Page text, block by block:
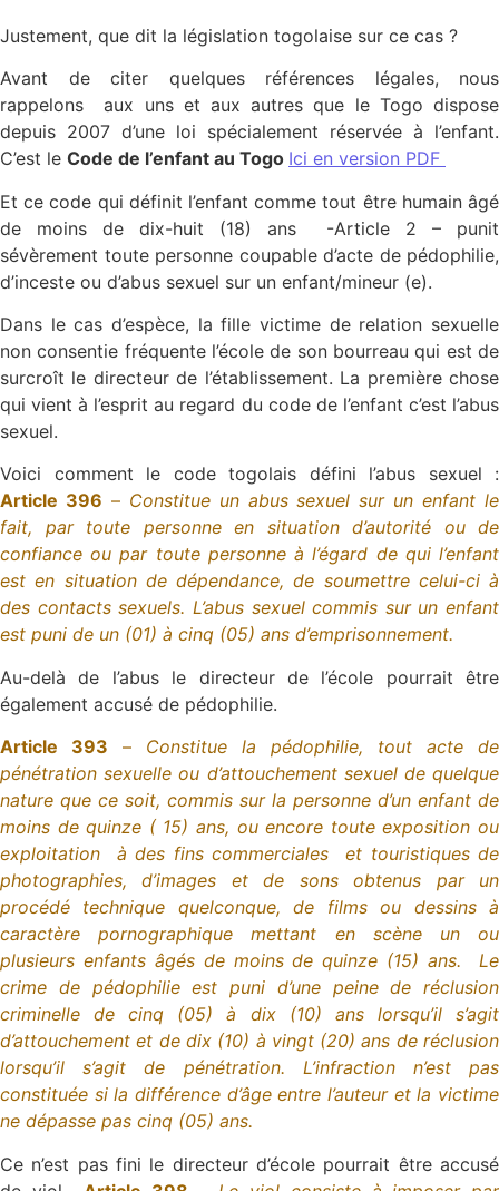
Justement, que dit la législation togolaise sur ce cas ?
Avant de citer quelques références légales, nous
rappelons aux uns et aux autres que le Togo dispose
depuis 2007 d’une loi spécialement réservée à l’enfant.
C’est le Code de l’enfant au Togo Ici en version PDF
Et ce code qui définit l’enfant comme tout être humain âgé
de moins de dix-huit (18) ans -Article 2 – punit
sévèrement toute personne coupable d’acte de pédophilie,
d’inceste ou d’abus sexuel sur un enfant/mineur (e).
Dans le cas d’espèce, la fille victime de relation sexuelle
non consentie fréquente l’école de son bourreau qui est de
surcroît le directeur de l’établissement. La première chose
qui vient à l’esprit au regard du code de l’enfant c’est l’abus
sexuel.
Voici comment le code togolais défini l’abus sexuel :
Article 396 – Constitue un abus sexuel sur un enfant le
fait, par toute personne en situation d’autorité ou de
confiance ou par toute personne à l’égard de qui l’enfant
est en situation de dépendance, de soumettre celui-ci à
des contacts sexuels. L’abus sexuel commis sur un enfant
est puni de un (01) à cinq (05) ans d’emprisonnement.
Au-delà de l’abus le directeur de l’école pourrait être
également accusé de pédophilie.
Article 393 – Constitue la pédophilie, tout acte de
pénétration sexuelle ou d’attouchement sexuel de quelque
nature que ce soit, commis sur la personne d’un enfant de
moins de quinze ( 15) ans, ou encore toute exposition ou
exploitation à des fins commerciales et touristiques de
photographies, d’images et de sons obtenus par un
procédé technique quelconque, de films ou dessins à
caractère pornographique mettant en scène un ou
plusieurs enfants âgés de moins de quinze (15) ans. Le
crime de pédophilie est puni d’une peine de réclusion
criminelle de cinq (05) à dix (10) ans lorsqu’il s’agit
d’attouchement et de dix (10) à vingt (20) ans de réclusion
lorsqu’il s’agit de pénétration. L’infraction n’est pas
constituée si la différence d’âge entre l’auteur et la victime
ne dépasse pas cinq (05) ans.
Ce n’est pas fini le directeur d’école pourrait être accusé